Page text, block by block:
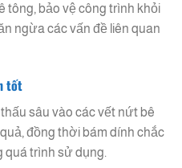
tông, bảo vệ công trình khỏi
ngừa các vấn đề liên quan
tốt
sâu vào các vết nứt bê
đồng thời bám dính chắc
quá trình sử dụng.